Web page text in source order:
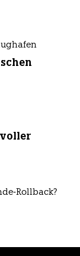
voller
Rollback?